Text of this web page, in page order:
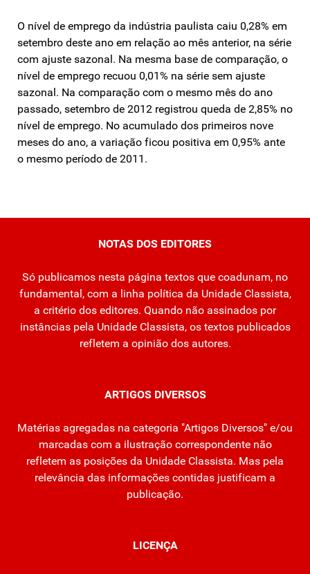
O nível de emprego da indústria paulista caiu 0,28% em
setembro deste ano em relação ao mês anterior, na série
com ajuste sazonal. Na mesma base de comparação, o
nível de emprego recuou 0,01% na série sem ajuste
sazonal. Na comparação com o mesmo mês do ano
passado, setembro de 2012 registrou queda de 2,85% no
nível de emprego. No acumulado dos primeiros nove
meses do ano, a variação ficou positiva em 0,95% ante
o mesmo período de 2011.
NOTAS DOS EDITORES
Só publicamos nesta página textos que coadunam, no
fundamental, com a linha política da Unidade Classista,
a critério dos editores. Quando não assinados por
instâncias pela Unidade Classista, os textos publicados
refletem a opinião dos autores.
ARTIGOS DIVERSOS
Matérias agregadas na categoria "Artigos Diversos" e/ou
marcadas com a ilustração correspondente não
refletem as posições da Unidade Classista. Mas pela
relevância das informações contidas justificam a
publicação.
LICENÇA